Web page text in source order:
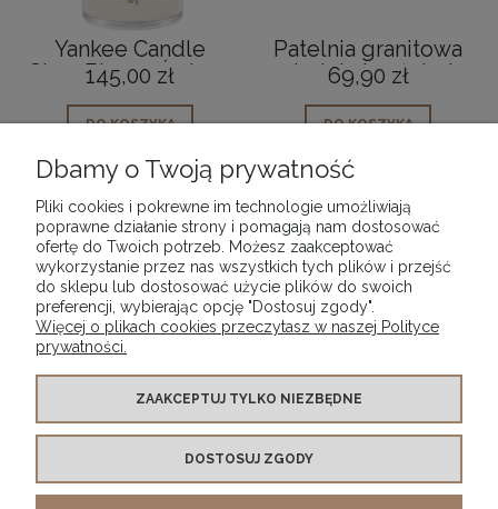
Yankee Candle
Slow Bloom Świeca
145,00 zł
DO KOSZYKA
Patelnia granitowa
na indukcję głęboka
69,90 zł
DO KOSZYKA
POMOC
MOJE KONTO
PŁATNOŚCI I DOSTAWA
INFORMACJE
Dbamy o Twoją prywatność
Pliki cookies i pokrewne im technologie umożliwiają
poprawne działanie strony i pomagają nam dostosować
ofertę do Twoich potrzeb. Możesz zaakceptować
wykorzystanie przez nas wszystkich tych plików i przejść
do sklepu lub dostosować użycie plików do swoich
preferencji, wybierając opcję "Dostosuj zgody".
Więcej o plikach cookies przeczytasz w naszej Polityce
prywatności.
ZAAKCEPTUJ TYLKO NIEZBĘDNE
DOSTOSUJ ZGODY